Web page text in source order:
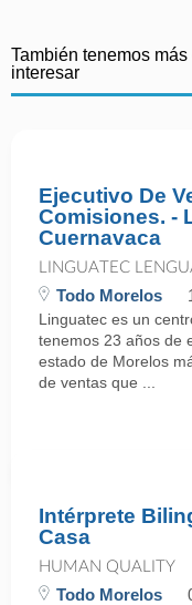
También tenemos
interesar
Ejecutivo De
Comisiones. -
Cuernavaca
LINGUATEC
Todo Morelos
Linguatec es un
tenemos 23 años de
estado de Morelos
de ventas que ...
Intérprete
Casa
HUMAN QUALITY
Todo Morelos